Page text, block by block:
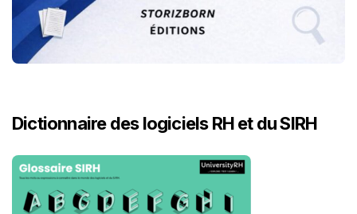
Dictionnaire des logiciels RH et du SIRH